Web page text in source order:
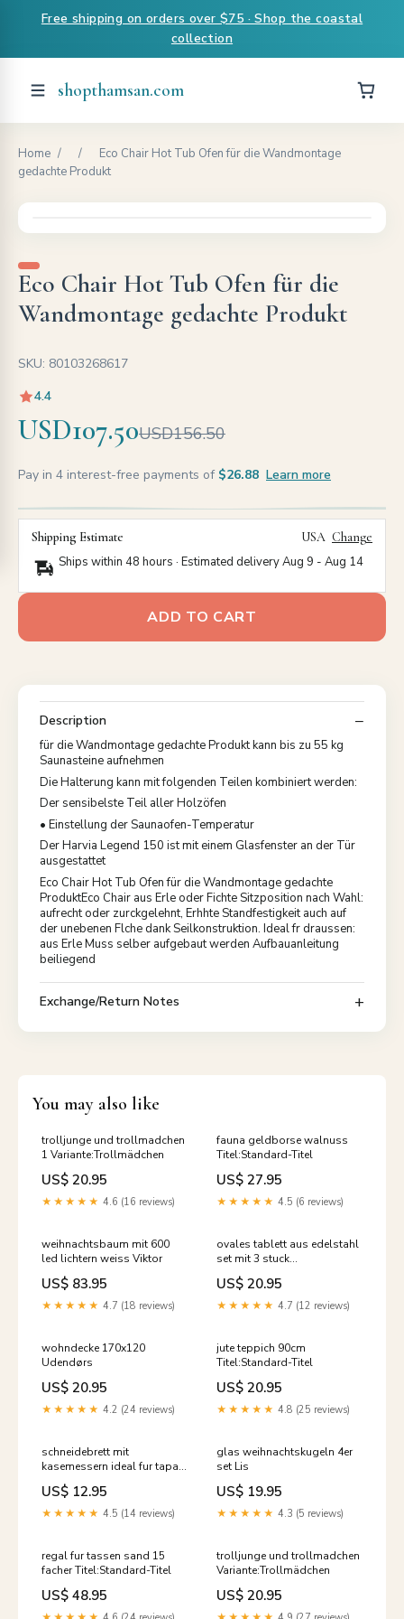
Free shipping on orders over $75 · Shop the coastal
collection
shopthamsan.com
Home / /
Eco Chair Hot Tub Ofen für die Wandmontage
gedachte Produkt
Eco Chair Hot Tub Ofen für die
Wandmontage gedachte Produkt
SKU: 80103268617
4.4
USD107.50USD156.50
Pay in 4 interest-free payments of $26.88 Learn more
Shipping Estimate USA Change
Ships within 48 hours · Estimated deliveryAug 9 - Aug 14
ADD TO CART
Description
für die Wandmontage gedachte Produkt kann bis zu 55 kg
Saunasteine aufnehmen
Die Halterung kann mit folgenden Teilen kombiniert werden:
Der sensibelste Teil aller Holzöfen
• Einstellung der Saunaofen-Temperatur
Der Harvia Legend 150 ist mit einem Glasfenster an der Tür
ausgestattet
Eco Chair Hot Tub Ofen für die Wandmontage gedachte
ProduktEco Chair aus Erle oder Fichte Sitzposition nach Wahl:
aufrecht oder zurckgelehnt, Erhhte Standfestigkeit auch auf
der unebenen Flche dank Seilkonstruktion. Ideal fr draussen:
aus Erle Muss selber aufgebaut werden Aufbauanleitung
beiliegend
Exchange/Return Notes
You may also like
trolljunge und trollmadchen
1 Variante:Trollmädchen
US$ 20.95
★★★★★ 4.6 (16 reviews)
fauna geldborse walnuss
Titel:Standard-Titel
US$ 27.95
★★★★★ 4.5 (6 reviews)
weihnachtsbaum mit 600
led lichtern weiss Viktor
US$ 83.95
★★★★★ 4.7 (18 reviews)
ovales tablett aus edelstahl
set mit 3 stuck
Titel:Standard-Titel
US$ 20.95
★★★★★ 4.7 (12 reviews)
wohndecke 170x120
Udendørs
US$ 20.95
★★★★★ 4.2 (24 reviews)
jute teppich 90cm
Titel:Standard-Titel
US$ 20.95
★★★★★ 4.8 (25 reviews)
schneidebrett mit
kasemessern ideal fur tapas
90x160 cm
US$ 12.95
★★★★★ 4.5 (14 reviews)
glas weihnachtskugeln 4er
set Lis
US$ 19.95
★★★★★ 4.3 (5 reviews)
regal fur tassen sand 15
facher Titel:Standard-Titel
US$ 48.95
trolljunge und trollmadchen
Variante:Trollmädchen
US$ 20.95